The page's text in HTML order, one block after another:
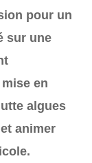
pour un
sur une
en
algues
animer